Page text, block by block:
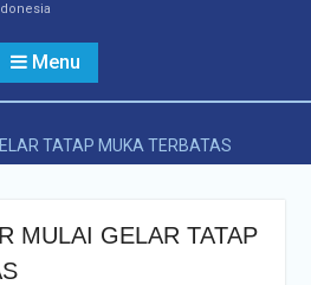
Menu
TATAP MUKA TERBATAS
MULAI GELAR TATAP